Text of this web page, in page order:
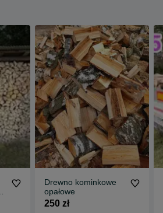
Drewno kominkowe
opałowe
250 zł